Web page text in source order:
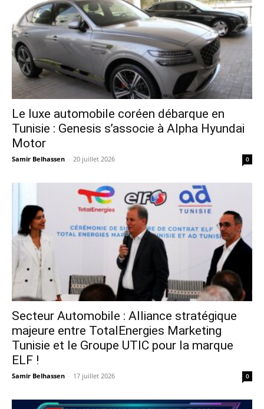
Le luxe automobile coréen débarque en
Tunisie : Genesis s’associe à Alpha Hyundai
Motor
Samir Belhassen - 20 juillet 2026 0
Secteur Automobile : Alliance stratégique
majeure entre TotalEnergies Marketing
Tunisie et le Groupe UTIC pour la marque
ELF !
Samir Belhassen - 17 juillet 2026 0